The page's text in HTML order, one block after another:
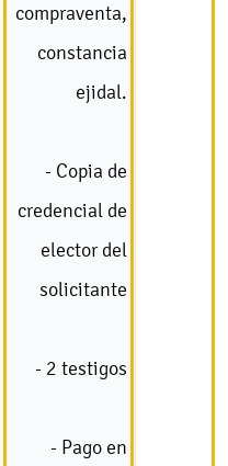
compraventa,
constancia
ejidal.
- Copia de
credencial de
elector del
solicitante
- 2 testigos
- Pago en